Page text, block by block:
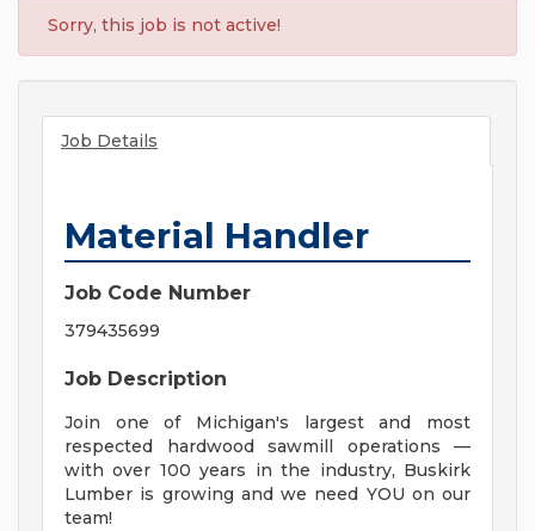
Sorry, this job is not active!
Job Details
Material Handler
Job Code Number
379435699
Job Description
Join one of Michigan's largest and most
respected hardwood sawmill operations —
with over 100 years in the industry, Buskirk
Lumber is growing and we need YOU on our
team!